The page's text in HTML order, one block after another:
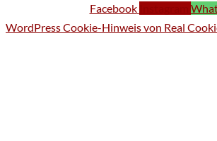
Facebook
WordPress Cookie-Hinweis von Real